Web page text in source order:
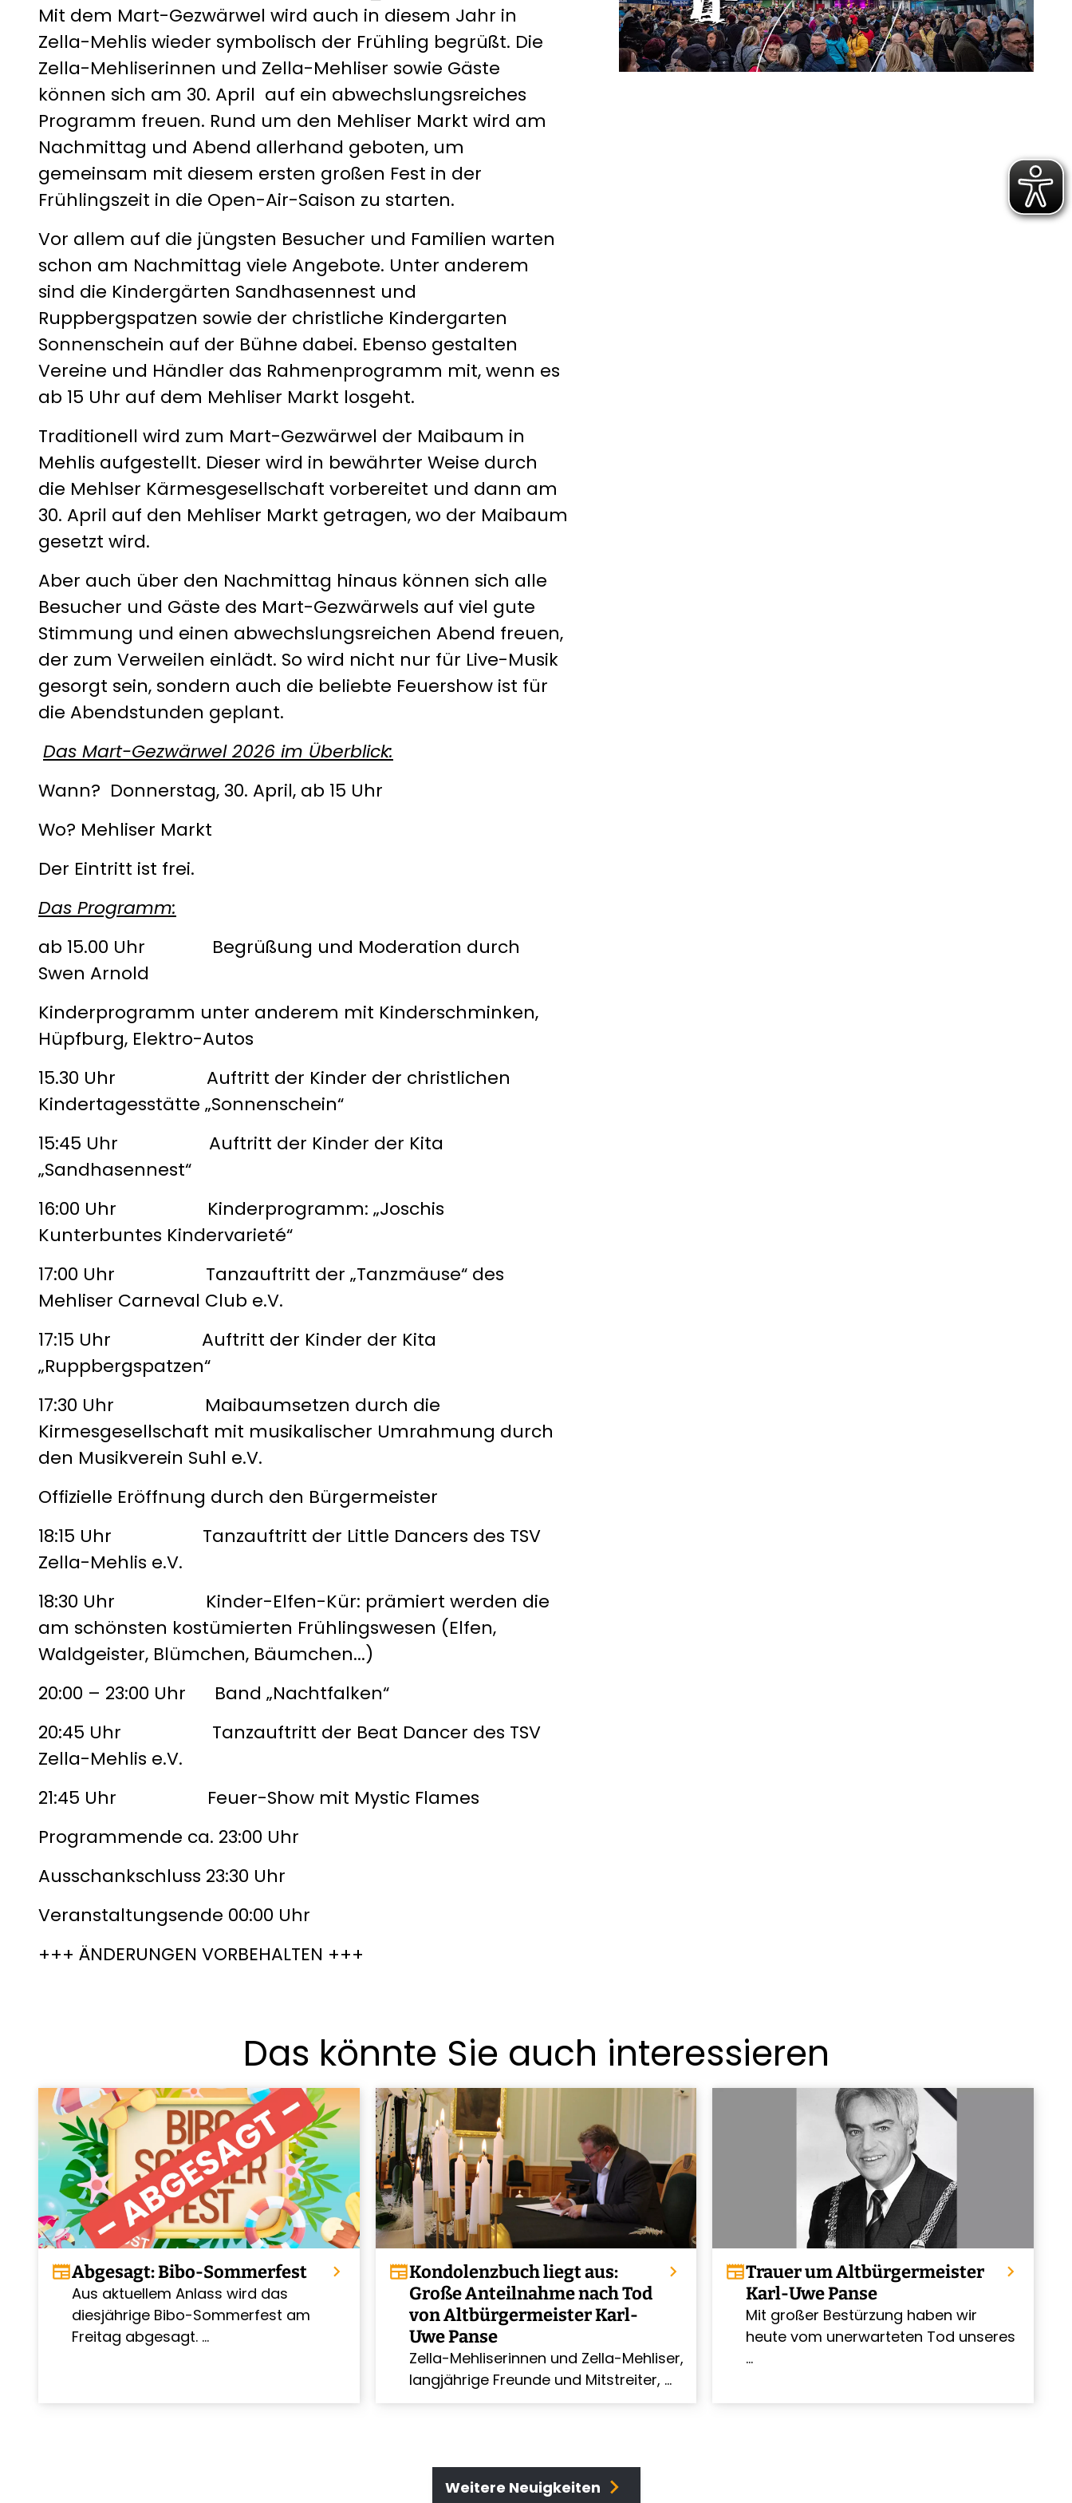
Mit dem Mart-Gezwärwel wird auch in diesem Jahr in
Zella-Mehlis wieder symbolisch der Frühling begrüßt. Die
Zella-Mehliserinnen und Zella-Mehliser sowie Gäste
können sich am 30. April auf ein abwechslungsreiches
Programm freuen. Rund um den Mehliser Markt wird am
Nachmittag und Abend allerhand geboten, um
gemeinsam mit diesem ersten großen Fest in der
Frühlingszeit in die Open-Air-Saison zu starten.
Vor allem auf die jüngsten Besucher und Familien warten
schon am Nachmittag viele Angebote. Unter anderem
sind die Kindergärten Sandhasennest und
Ruppbergspatzen sowie der christliche Kindergarten
Sonnenschein auf der Bühne dabei. Ebenso gestalten
Vereine und Händler das Rahmenprogramm mit, wenn es
ab 15 Uhr auf dem Mehliser Markt losgeht.
Traditionell wird zum Mart-Gezwärwel der Maibaum in
Mehlis aufgestellt. Dieser wird in bewährter Weise durch
die Mehlser Kärmesgesellschaft vorbereitet und dann am
30. April auf den Mehliser Markt getragen, wo der Maibaum
gesetzt wird.
Aber auch über den Nachmittag hinaus können sich alle
Besucher und Gäste des Mart-Gezwärwels auf viel gute
Stimmung und einen abwechslungsreichen Abend freuen,
der zum Verweilen einlädt. So wird nicht nur für Live-Musik
gesorgt sein, sondern auch die beliebte Feuershow ist für
die Abendstunden geplant.
Das Mart-Gezwärwel 2026 im Überblick:
Wann? Donnerstag, 30. April, ab 15 Uhr
Wo? Mehliser Markt
Der Eintritt ist frei.
Das Programm:
ab 15.00 Uhr Begrüßung und Moderation durch
Swen Arnold
Kinderprogramm unter anderem mit Kinderschminken,
Hüpfburg, Elektro-Autos
15.30 Uhr Auftritt der Kinder der christlichen
Kindertagesstätte „Sonnenschein“
15:45 Uhr Auftritt der Kinder der Kita
„Sandhasennest“
16:00 Uhr Kinderprogramm: „Joschis
Kunterbuntes Kindervarieté“
17:00 Uhr Tanzauftritt der „Tanzmäuse“ des
Mehliser Carneval Club e.V.
17:15 Uhr Auftritt der Kinder der Kita
„Ruppbergspatzen“
17:30 Uhr Maibaumsetzen durch die
Kirmesgesellschaft mit musikalischer Umrahmung durch
den Musikverein Suhl e.V.
Offizielle Eröffnung durch den Bürgermeister
18:15 Uhr Tanzauftritt der Little Dancers des TSV
Zella-Mehlis e.V.
18:30 Uhr Kinder-Elfen-Kür: prämiert werden die
am schönsten kostümierten Frühlingswesen (Elfen,
Waldgeister, Blümchen, Bäumchen...)
20:00 – 23:00 Uhr Band „Nachtfalken“
20:45 Uhr Tanzauftritt der Beat Dancer des TSV
Zella-Mehlis e.V.
21:45 Uhr Feuer-Show mit Mystic Flames
Programmende ca. 23:00 Uhr
Ausschankschluss 23:30 Uhr
Veranstaltungsende 00:00 Uhr
+++ ÄNDERUNGEN VORBEHALTEN +++
Das könnte Sie auch interessieren
newspaperAbgesagt: Bibo-Sommerfest
chevron_right
Aus aktuellem Anlass wird das
diesjährige Bibo-Sommerfest am
Freitag abgesagt. …
newspaperKondolenzbuch liegt aus:
Große Anteilnahme nach Tod
von Altbürgermeister Karl-
Uwe Panse
chevron_right
Zella-Mehliserinnen und Zella-Mehliser,
langjährige Freunde und Mitstreiter, …
newspaperTrauer um Altbürgermeister
Karl-Uwe Panse
chevron_right
Mit großer Bestürzung haben wir
heute vom unerwarteten Tod unseres
…
Weitere Neuigkeiten chevron_right